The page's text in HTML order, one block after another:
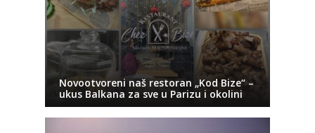
Novootvoreni naš restoran „Kod Bize“ –
ukus Balkana za sve u Parizu i okolini